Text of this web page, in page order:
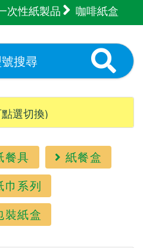
次性紙製品 咖啡紙盒
餐具
紙餐盒
巾系列
裝紙盒